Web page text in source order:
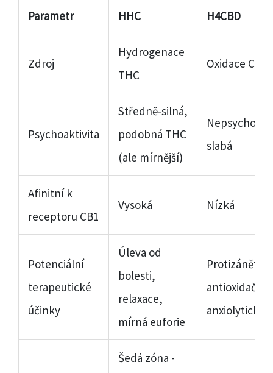
Parametr HHC H4CBD
Zdroj
Hydrogenace
THC
Oxidace CBD
Psychoaktivita
Středně‑silná,
podobná THC
(ale mírnější)
slabá
Afinitní k
receptoru CB1
Vysoká Nízká
Potenciální
terapeutické
účinky
Úleva od
bolesti,
relaxace,
mírná euforie
antioxidační,
anxiolytické
Šedá zóna -